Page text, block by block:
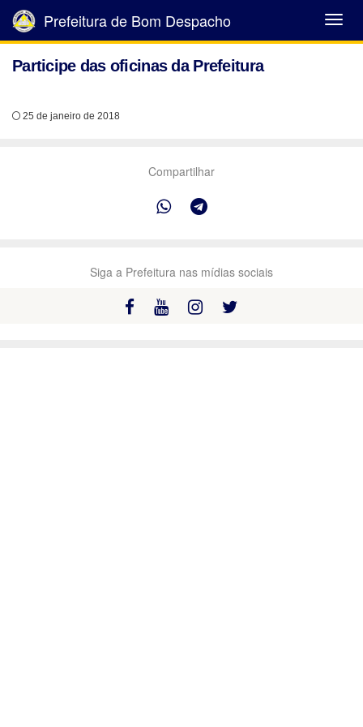
Abrir
Menu
Prefeitura de Bom Despacho
Participe das oficinas da Prefeitura
25 de janeiro de 2018
Compartilhar
Siga a Prefeitura nas mídias sociais